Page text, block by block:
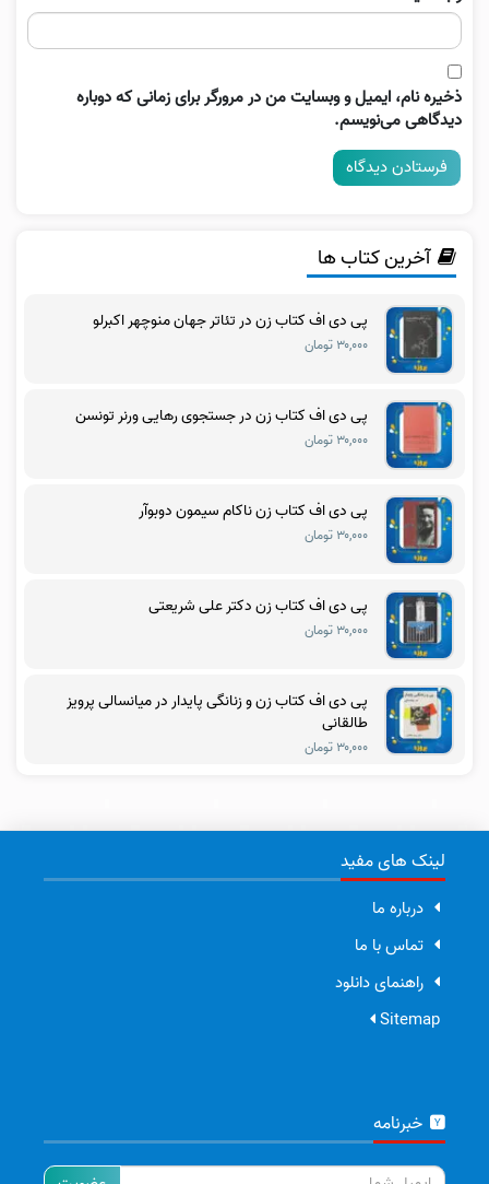
ذخیره نام، ایمیل و وبسایت من در مرورگر برای زمانی که دوباره
دیدگاهی می‌نویسم.
آخرین کتاب ها
پی دی اف کتاب زن در تئاتر جهان منوچهر اکبرلو
۳۰,۰۰۰ تومان
پی دی اف کتاب زن در جستجوی رهایی ورنر تونسن
۳۰,۰۰۰ تومان
پی دی اف کتاب زن ناکام سیمون دوبوآر
۳۰,۰۰۰ تومان
پی دی اف کتاب زن دکتر علی شریعتی
۳۰,۰۰۰ تومان
پی دی اف کتاب زن و زنانگی پایدار در میانسالی پرویز
طالقانی
۳۰,۰۰۰ تومان
لینک های مفید
درباره ما
تماس با ما
راهنمای دانلود
Sitemap
خبرنامه
ایمیل